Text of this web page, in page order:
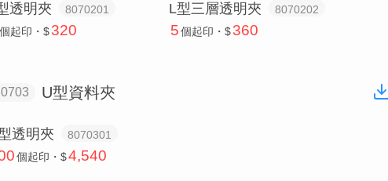
透明夾 8070201
個起印・$320
L型三層透明夾 8070202
5個起印・$ 360
U型資料夾
透明夾 8070301
個起印・$4,540